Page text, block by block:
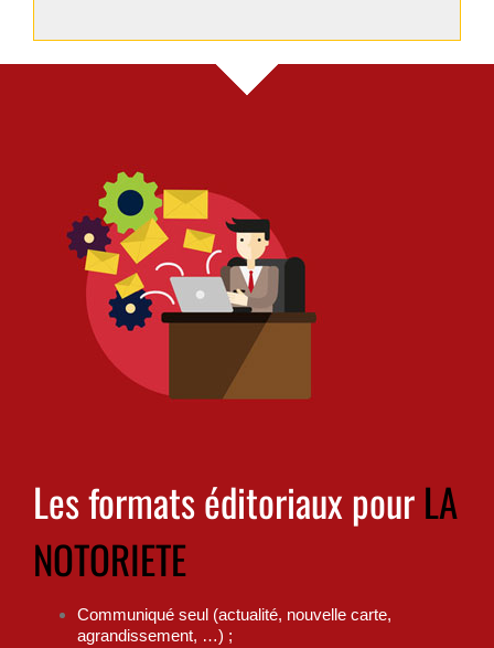
Les formats éditoriaux pourLA
NOTORIETE
Communiqué seul (actualité, nouvelle carte,
agrandissement, …) ;